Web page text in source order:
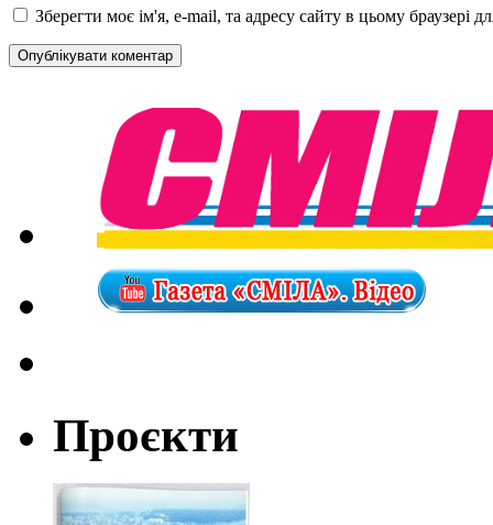
Зберегти моє ім'я, e-mail, та адресу сайту в цьому браузері
Проєкти